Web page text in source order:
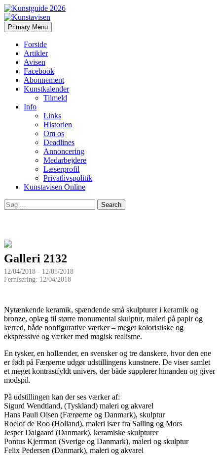
Kunstavisen
Search
Primary Menu Skip
to
Forside
Artikler
Avisen
Facebook
Abonnement
Kunstkalender
Tilmeld
Info
Links
Historien
Om os
Deadlines
Annoncering
Medarbejdere
Læserprofil
Privatlivspolitik
Kunstavisen Online
Search
for:
Galleri 2132
12/04/2018 - 12/05/2018
Fernisering: 12/04/2018
Nytænkende keramik, spændende små skulpturer i keramik og
bronze, oplæg til større monumental skulptur, maleri på papir og
lærred, både nonfigurative værker – meget koloristiske og
ekspressive og værker med magisk realisme.
En tysker, en hollænder, en svensker og tre danskere, hvor den ene
er født på Færøerne udgør udstillingens kunstnere. De viser samlet
et meget kontrastfyldt univers, der både supplerer hinanden og giver
modspil.
På udstillingen kan der ses værker af:
Sigurd Wendtland, (Tyskland) maleri og akvarel
Hans Pauli Olsen (Færøerne og Danmark), skulptur
Roelof de Roo (Holland), maleri især fra Salling og Mors
Jesper Dalgaard (Danmark), keramiske skulpturer
Pontus Kjerrman (Sverige og Danmark), maleri og skulptur
Felix Pedersen (Danmark), maleri og akvarel